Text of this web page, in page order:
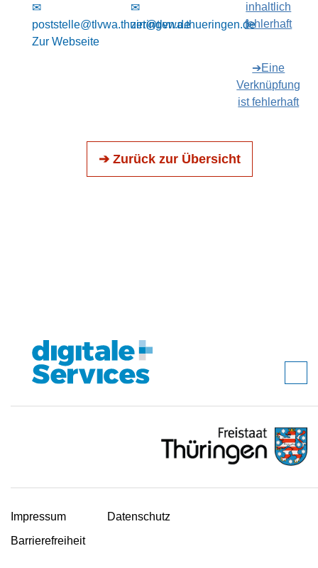
✉
poststelle@tlvwa.thueringen.de
Zur Webseite
✉
zirt@tlvwa.thueringen.de
inhaltlich
fehlerhaft
➔Eine
Verknüpfung
ist fehlerhaft
➔ Zurück zur Übersicht
Impressum
Datenschutz
Barrierefreiheit